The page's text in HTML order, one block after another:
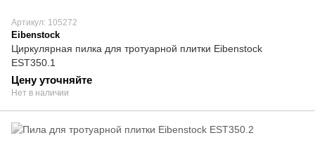
Артикул: 105272
Eibenstock
Циркулярная пилка для тротуарной плитки Eibenstock
EST350.1
Цену уточняйте
Нет в наличии